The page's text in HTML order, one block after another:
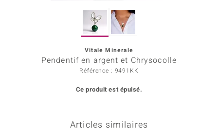
Vitale Minerale
Pendentif en argent et Chrysocolle
Référence : 9491KK
Ce produit est épuisé.
Articles similaires